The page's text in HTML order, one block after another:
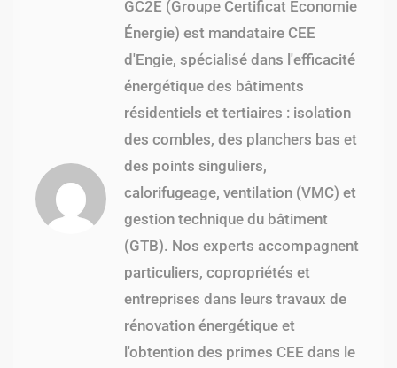
GC2E (Groupe Certificat Économie
Énergie) est mandataire CEE
d'Engie, spécialisé dans l'efficacité
énergétique des bâtiments
résidentiels et tertiaires : isolation
des combles, des planchers bas et
des points singuliers,
calorifugeage, ventilation (VMC) et
gestion technique du bâtiment
(GTB). Nos experts accompagnent
particuliers, copropriétés et
entreprises dans leurs travaux de
rénovation énergétique et
l'obtention des primes CEE dans le